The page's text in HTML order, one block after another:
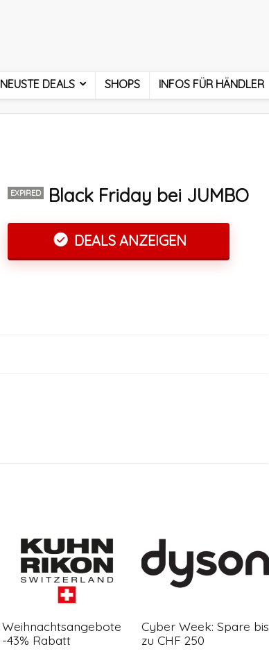
NEUSTE DEALS SHOPS INFOS FÜR HÄNDLER
EXPIRED Black Friday bei JUMBO
DEALS ANZEIGEN
Weihnachtsangebote
-43% Rabatt
Cyber Week: Spare bis
zu CHF 250